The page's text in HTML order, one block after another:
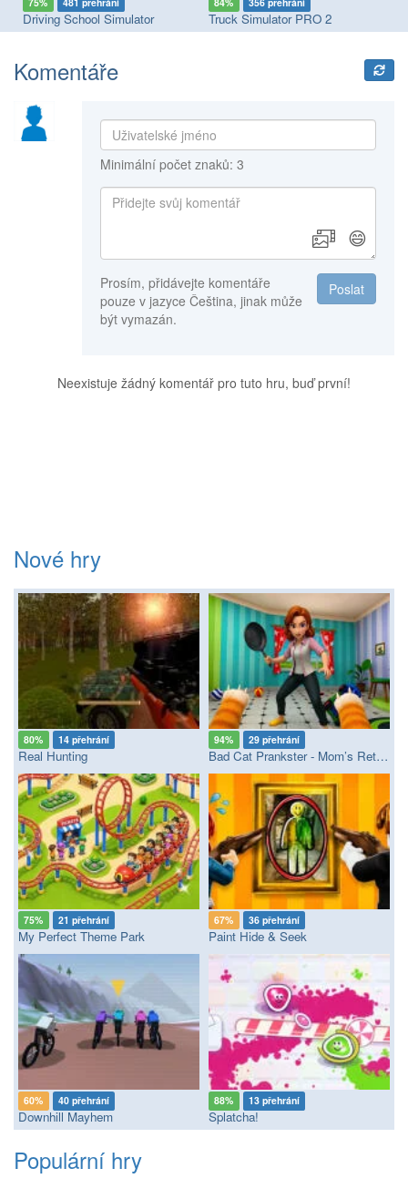
Driving School Simulator Truck Simulator PRO 2
Komentáře
Minimální počet znaků: 3
😄
Poslat
Prosím, přidávejte komentáře
pouze v jazyce Čeština, jinak může
být vymazán.
Neexistuje žádný komentář pro tuto hru, buď první!
Nové hry
80% 14 přehrání
Real Hunting
94% 29 přehrání
Bad Cat Prankster - Mom’s Return
75% 21 přehrání
My Perfect Theme Park
67% 36 přehrání
Paint Hide & Seek
60% 40 přehrání
Downhill Mayhem
88% 13 přehrání
Splatcha!
Populární hry